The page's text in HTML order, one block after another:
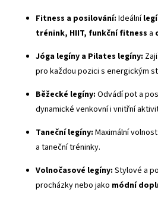
Fitness a posilování: Ideální
trénink, HIIT, funkční fitness a
Jóga legíny a Pilates legíny:
pro každou pozici s energickým
Běžecké legíny: Odvádí pot a
dynamické venkovní i vnitřní
Taneční legíny: Maximální
a taneční tréninky.
Volnočasové legíny: Stylové a
procházky nebo jako módní